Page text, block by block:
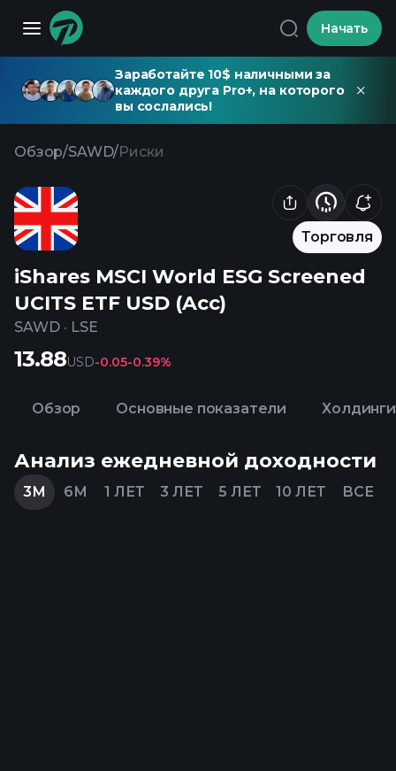
Начать
Заработайте 10$ наличными за
каждого друга Pro+, на которого
вы сослались!
Обзор/SAWD/Риски
Торговля
iShares MSCI World ESG Screened
UCITS ETF USD (Acc)
SAWD · LSE
13.88USD-0.05-0.39%
Обзор Основные показатели Холдинги
Анализ ежедневной доходности
3М 6М 1 ЛЕТ 3 ЛЕТ 5 ЛЕТ 10 ЛЕТ ВСЕ